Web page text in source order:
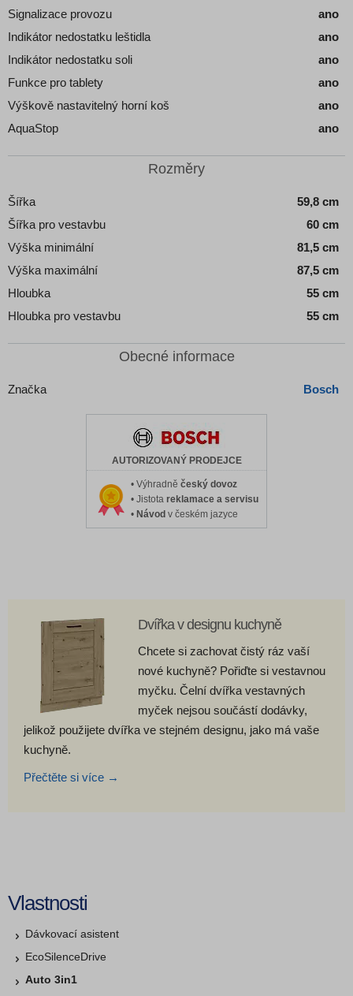
Signalizace provozu
ano
Indikátor nedostatku leštidla
ano
Indikátor nedostatku soli
ano
Funkce pro tablety
ano
Výškově nastavitelný horní koš
ano
AquaStop
ano
Rozměry
Šířka
59,8 cm
Šířka pro vestavbu
60 cm
Výška minimální
81,5 cm
Výška maximální
87,5 cm
Hloubka
55 cm
Hloubka pro vestavbu
55 cm
Obecné informace
Značka Bosch
AUTORIZOVANÝ PRODEJCE
• Výhradně český dovoz
• Jistota reklamace a servisu
• Návod v českém jazyce
Dvířka v designu kuchyně
Chcete si zachovat čistý ráz vaší
nové kuchyně? Pořiďte si vestavnou
myčku. Čelní dvířka vestavných
myček nejsou součástí dodávky,
jelikož použijete dvířka ve stejném designu, jako má vaše
kuchyně.
Přečtěte si více →
Vlastnosti
Dávkovací asistent
EcoSilenceDrive
Auto 3in1